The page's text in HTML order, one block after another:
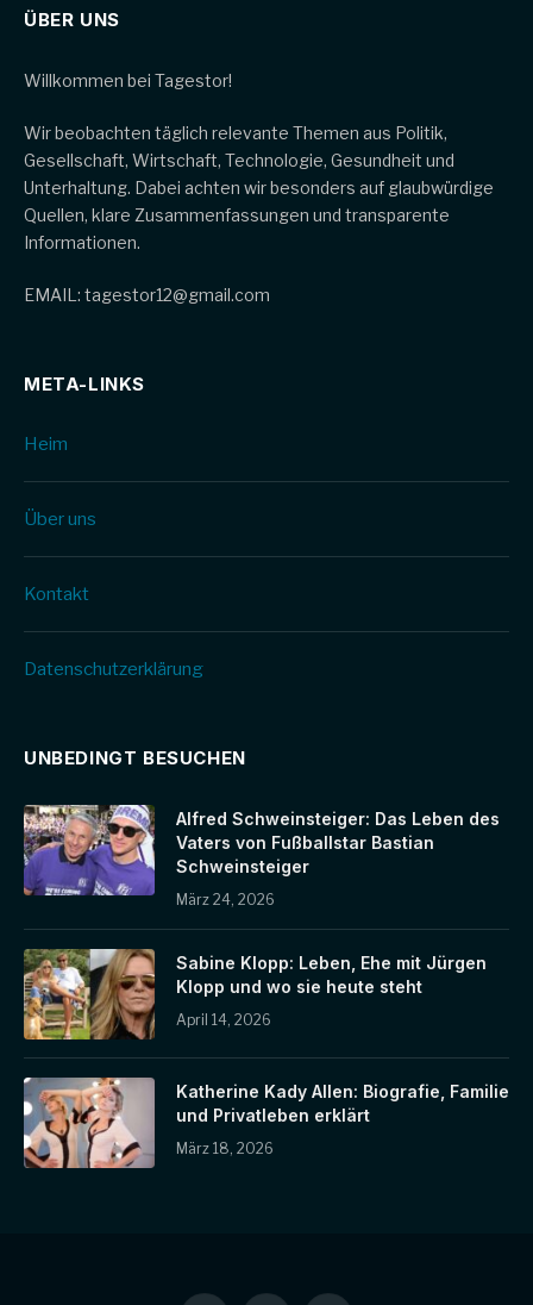
ÜBER UNS
Willkommen bei Tagestor!
Wir beobachten täglich relevante Themen aus Politik,
Gesellschaft, Wirtschaft, Technologie, Gesundheit und
Unterhaltung. Dabei achten wir besonders auf glaubwürdige
Quellen, klare Zusammenfassungen und transparente
Informationen.
EMAIL: tagestor12@gmail.com
META-LINKS
Heim
Über uns
Kontakt
Datenschutz­erklärung
UNBEDINGT BESUCHEN
Alfred Schweinsteiger: Das Leben des
Vaters von Fußballstar Bastian
Schweinsteiger
März 24, 2026
Sabine Klopp: Leben, Ehe mit Jürgen
Klopp und wo sie heute steht
April 14, 2026
Katherine Kady Allen: Biografie, Familie
und Privatleben erklärt
März 18, 2026